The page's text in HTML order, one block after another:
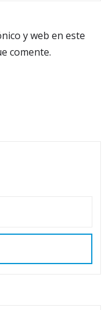
y web en este
comente.